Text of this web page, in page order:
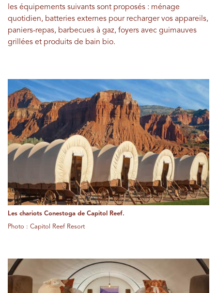
les équipements suivants sont proposés : ménage
quotidien, batteries externes pour recharger vos appareils,
paniers-repas, barbecues à gaz, foyers avec guimauves
grillées et produits de bain bio.
Les chariots Conestoga de Capitol Reef.
Photo : Capitol Reef Resort